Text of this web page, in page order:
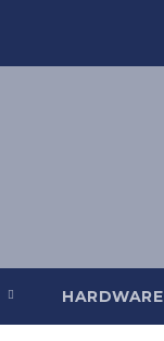
HARDWARE